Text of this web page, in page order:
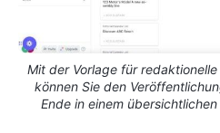
Mit der Vorlage für
können Sie den
Ende in einem